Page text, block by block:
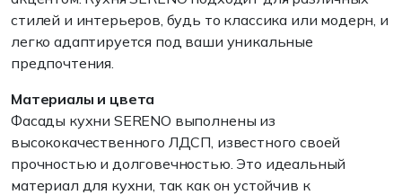
стилей и интерьеров, будь то классика или модерн, и
легко адаптируется под ваши уникальные
предпочтения.
Материалы и цвета
Фасады кухни SERENO выполнены из
высококачественного ЛДСП, известного своей
прочностью и долговечностью. Это идеальный
материал для кухни, так как он устойчив к